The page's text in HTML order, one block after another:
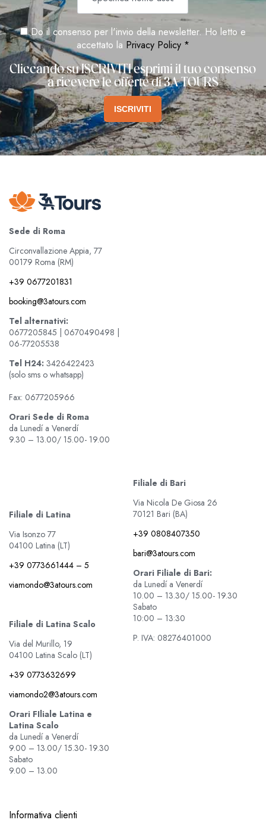
Do il consenso per l'invio della newsletter. Ho letto e
accettato la Privacy Policy *
Cliccando su ISCRIVITI esprimi il tuo consenso
a ricevere le offerte di 3A TOURS
ISCRIVITI
Sede di Roma
Circonvallazione Appia, 77
00179 Roma (RM)
+39 0677201831
booking@3atours.com
Tel alternativi:
0677205845 | 0670490498 |
06-77205538
Tel H24: 3426422423
(solo sms o whatsapp)
Fax: 0677205966
Orari Sede di Roma
da Lunedí a Venerdí
9.30 – 13.00/ 15.00- 19.00
Filiale di Latina
Via Isonzo 77
04100 Latina (LT)
+39 0773661444 – 5
viamondo@3atours.com
Filiale di Latina Scalo
Via del Murillo, 19
04100 Latina Scalo (LT)
+39 0773632699
viamondo2@3atours.com
Orari FIliale Latina e
Latina Scalo
da Lunedí a Venerdí
9.00 – 13.00/ 15.30- 19.30
Sabato
9.00 – 13.00
Filiale di Bari
Via Nicola De Giosa 26
70121 Bari (BA)
+39 0808407350
bari@3atours.com
Orari Filiale di Bari:
da Lunedí a Venerdí
10.00 – 13.30/ 15.00- 19.30
Sabato
10:00 – 13:30
P. IVA: 08276401000
Informativa clienti